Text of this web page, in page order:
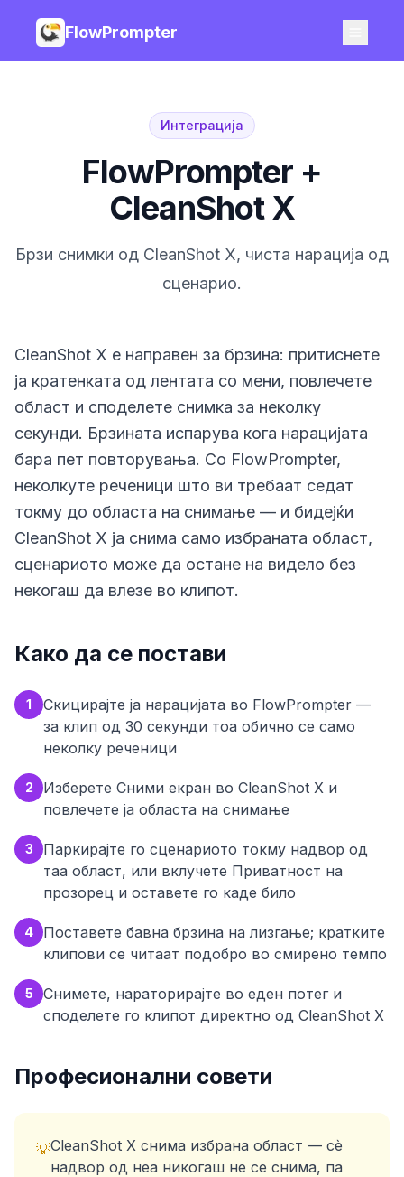
FlowPrompter
Интеграција
FlowPrompter +
CleanShot X
Брзи снимки од CleanShot X, чиста нарација од
сценарио.
CleanShot X е направен за брзина: притиснете
ја кратенката од лентата со мени, повлечете
област и споделете снимка за неколку
секунди. Брзината испарува кога нарацијата
бара пет повторувања. Со FlowPrompter,
неколкуте реченици што ви требаат седат
токму до областа на снимање — и бидејќи
CleanShot X ја снима само избраната област,
сценариото може да остане на видело без
некогаш да влезе во клипот.
Како да се постави
1
Скицирајте ја нарацијата во FlowPrompter —
за клип од 30 секунди тоа обично се само
неколку реченици
2
Изберете Сними екран во CleanShot X и
повлечете ја областа на снимање
3
Паркирајте го сценариото токму надвор од
таа област, или вклучете Приватност на
прозорец и оставете го каде било
4
Поставете бавна брзина на лизгање; кратките
клипови се читаат подобро во смирено темпо
5
Снимете, нараторирајте во еден потег и
споделете го клипот директно од CleanShot X
Професионални совети
💡CleanShot X снима избрана област — сѐ
надвор од неа никогаш не се снима, па